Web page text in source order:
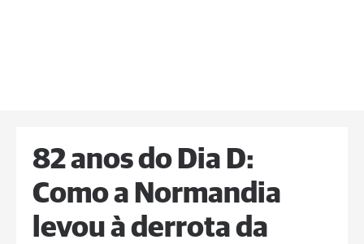
82 anos do Dia D:
Como a Normandia
levou à derrota da